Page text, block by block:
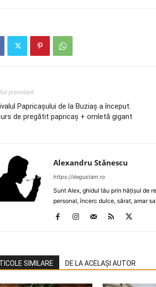
precedent
Papricaşului de la Buziaş a început:
de pregătit papricaş + omletă gigant
Alexandru Stănescu
https://degustam.ro
Sunt Alex, ghidul tău prin hăţişul de
personal, încerc dulce, sărat, amar
SIMILARE DE LA ACELAȘI AUTOR